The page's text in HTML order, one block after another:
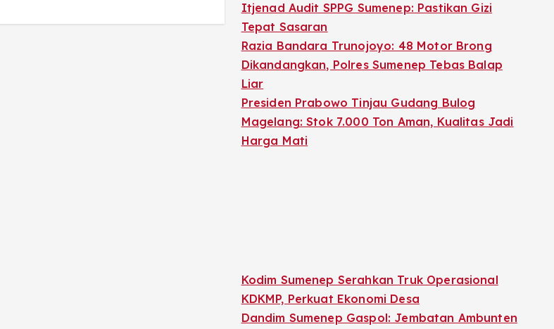
Itjenad Audit SPPG Sumenep: Pastikan Gizi
Tepat Sasaran
Razia Bandara Trunojoyo: 48 Motor Brong
Dikandangkan, Polres Sumenep Tebas Balap
Liar
Presiden Prabowo Tinjau Gudang Bulog
Magelang: Stok 7.000 Ton Aman, Kualitas Jadi
Harga Mati
Kodim Sumenep Serahkan Truk Operasional
KDKMP, Perkuat Ekonomi Desa
Dandim Sumenep Gaspol: Jembatan Ambunten